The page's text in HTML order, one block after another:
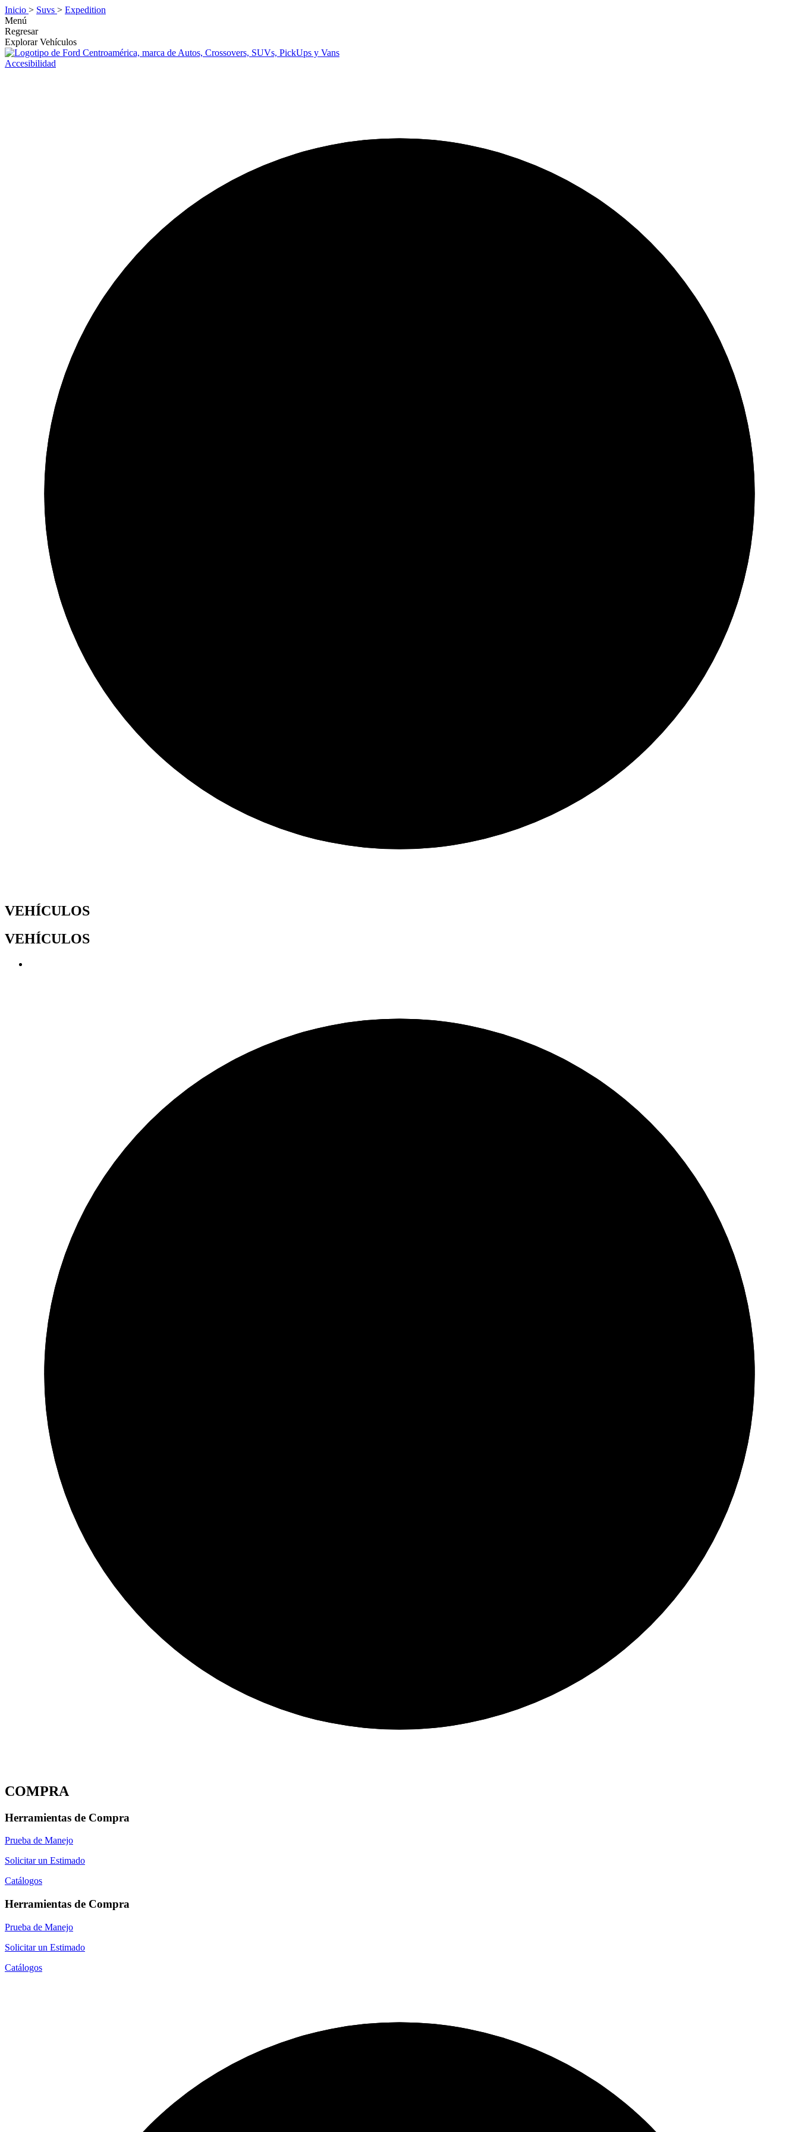
Inicio > Suvs > Expedition
Menú
Regresar
Explorar Vehículos
Accesibilidad
VEHÍCULOS
VEHÍCULOS
COMPRA
Herramientas de Compra
Prueba de Manejo
Solicitar un Estimado
Catálogos
Herramientas de Compra
Prueba de Manejo
Solicitar un Estimado
Catálogos